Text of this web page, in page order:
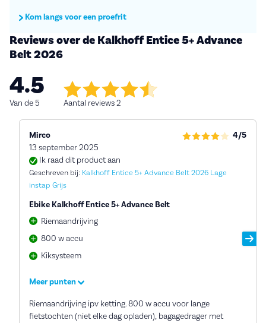
Kom langs voor een proefrit
Reviews over de Kalkhoff Entice 5+ Advance
Belt 2026
4.5
Van de 5 Aantal reviews 2
Mirco
13 september 2025
4/5
Ik raad dit product aan
Geschreven bij: Kalkhoff Entice 5+ Advance Belt 2026 Lage
instap Grijs
Ebike Kalkhoff Entice 5+ Advance Belt
Riemaandrijving
800 w accu
Kiksysteem
Meer punten
Riemaandrijving ipv ketting. 800 w accu voor lange
fietstochten (niet elke dag opladen), bagagedrager met